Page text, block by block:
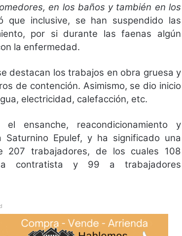
en los baños y también en los
inclusive, se han suspendido las
por si durante las faenas algún
la enfermedad.
destacan los trabajos en obra gruesa y
de contención. Asimismo, se dio inicio
electricidad, calefacción, etc.
ensanche, reacondicionamiento y
Epulef, y ha significado una
207 trabajadores, de los cuales 108
contratista y 99 a trabajadores